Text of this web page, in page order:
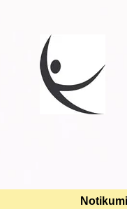
Notikumi